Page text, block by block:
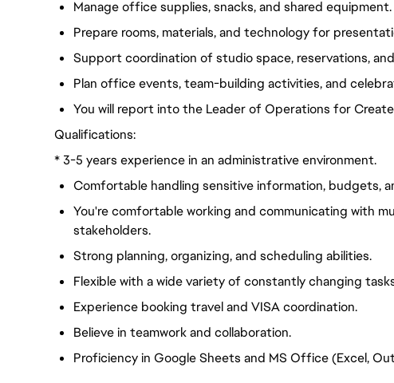
Manage office supplies, snacks, and shared equipment.
Prepare rooms, materials, and technology for
Support coordination of studio space, reservations,
Plan office events, team-building activities, and
You will report into the Leader of Operations for
Qualifications:
* 3-5 years experience in an administrative environment.
Comfortable handling sensitive information, budgets,
You're comfortable working and communicating with
stakeholders.
Strong planning, organizing, and scheduling abilities.
Flexible with a wide variety of constantly changing
Experience booking travel and VISA coordination.
Believe in teamwork and collaboration.
Proficiency in Google Sheets and MS Office (Excel,